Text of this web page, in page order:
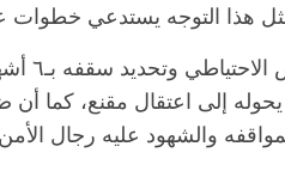
هذا التوجه يستدعي خطوات
١-
يحوله إلى اعتقال مقنع، كما
والشهود عليه رجال الأمن